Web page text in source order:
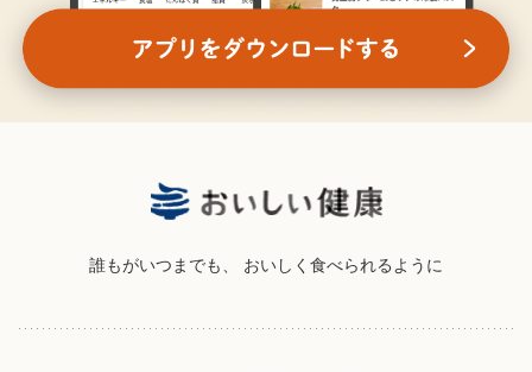
誰もがいつまでも、 おいしく食べられるように